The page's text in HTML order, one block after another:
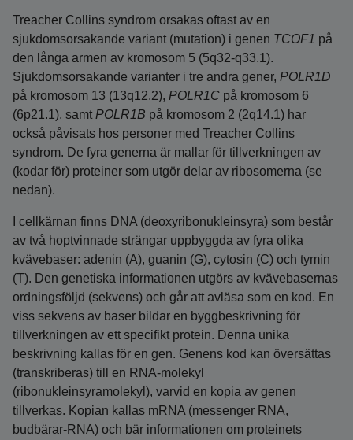
Treacher Collins syndrom orsakas oftast av en
sjukdomsorsakande variant (mutation) i genen TCOF1 på
den långa armen av kromosom 5 (5q32-q33.1).
Sjukdomsorsakande varianter i tre andra gener, POLR1D
på kromosom 13 (13q12.2), POLR1C på kromosom 6
(6p21.1), samt POLR1B på kromosom 2 (2q14.1) har
också påvisats hos personer med Treacher Collins
syndrom. De fyra generna är mallar för tillverkningen av
(kodar för) proteiner som utgör delar av ribosomerna (se
nedan).
I cellkärnan finns DNA (deoxyribonukleinsyra) som består
av två hoptvinnade strängar uppbyggda av fyra olika
kvävebaser: adenin (A), guanin (G), cytosin (C) och tymin
(T). Den genetiska informationen utgörs av kvävebasernas
ordningsföljd (sekvens) och går att avläsa som en kod. En
viss sekvens av baser bildar en byggbeskrivning för
tillverkningen av ett specifikt protein. Denna unika
beskrivning kallas för en gen. Genens kod kan översättas
(transkriberas) till en RNA-molekyl
(ribonukleinsyramolekyl), varvid en kopia av genen
tillverkas. Kopian kallas mRNA (messenger RNA,
budbärar-RNA) och bär informationen om proteinets